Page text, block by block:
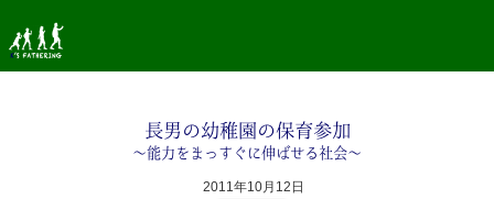
長男の幼稚園の保育参加
〜能力をまっすぐに伸ばせる社会〜
2011年10月12日